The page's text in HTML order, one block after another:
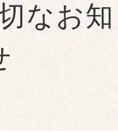
なお知